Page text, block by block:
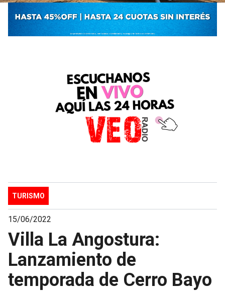
TURISMO
15/06/2022
Villa La Angostura:
Lanzamiento de
temporada de Cerro Bayo